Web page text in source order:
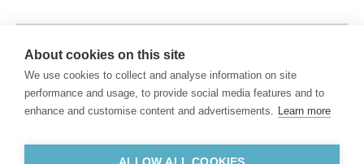
© 2026 KUKE S.A. Wszystkie prawa zastrzeżone
Polityka prywatności
Przetwarzanie danych osobowych
KUKE S.A. z siedzibą przy ul. Kruczej 50, 00-025 Warszawa, Sąd Rejonowy dla
m.st. Warszawy w Warszawie, XII Wydział Gospodarczy Krajowego Rejestru
PL
About cookies on this site
We use cookies to collect and analyse information on site
performance and usage, to provide social media features and to
enhance and customise content and advertisements. Learn more